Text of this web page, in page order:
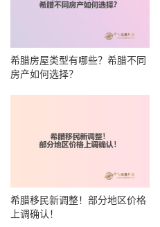
希腊房屋类型有哪些？希腊不同
房产如何选择？
希腊移民新调整！部分地区价格
上调确认！